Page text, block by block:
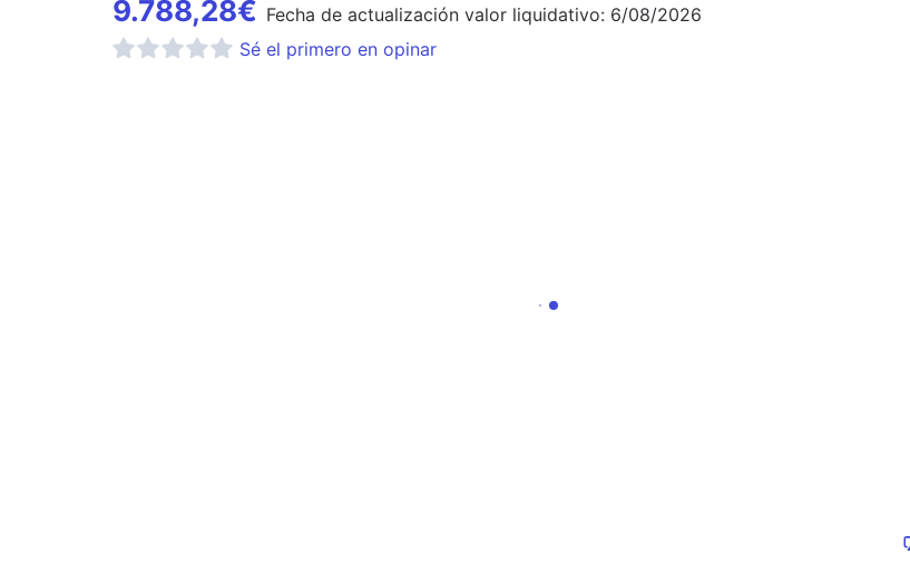
9.788,28€ Fecha de actualización valor liquidativo: 6/08/2026
Sé el primero en opinar